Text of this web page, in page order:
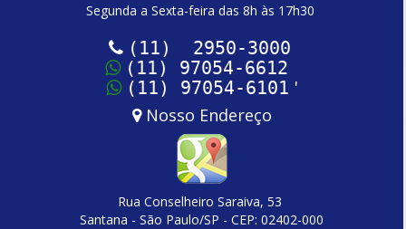
Segunda a Sexta-feira das 8h às 17h30
(11) 2950-3000
(11) 97054-6612
(11) 97054-6101 '
Nosso Endereço
Rua Conselheiro Saraiva, 53
Santana - São Paulo/SP - CEP: 02402-000